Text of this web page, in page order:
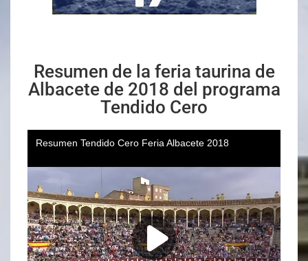
Resumen de la feria taurina de
Albacete de 2018 del programa
Tendido Cero